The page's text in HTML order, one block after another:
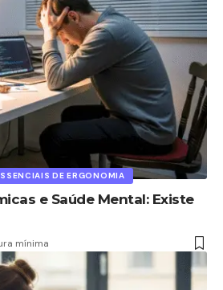
DE ERGONOMIA
e Saúde Mental: Existe
mínima